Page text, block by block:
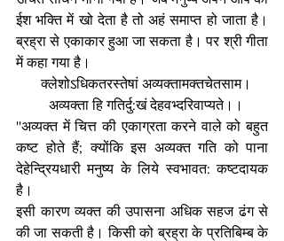
ईश भक्ति में खो देता है तो अहं समाप्त हो जाता है।
ब्रह्रा से एकाकार हुआ जा सकता है। पर श्री गीता
में कहा गया है।
  क्लेशोऽधिकतरस्तेषां अव्यक्तामक्तचेतसाम।
  अव्यक्ता हि गतिर्दु:खं देहवभ्दरिवाप्यते।।
''अव्यक्त में चित्त की एकाग्रता करने वाले को बहुत
कष्ट होते हैं; क्योंकि इस अव्यक्त गति को पाना
देहेन्द्रियधारी मनुष्य के लिये स्वभावत: कष्टदायक
है।
इसी कारण व्यक्त की उपासना अधिक सहज ढंग से
की जा सकती है। किसी को ब्रह्रा के प्रतिबिम्ब के